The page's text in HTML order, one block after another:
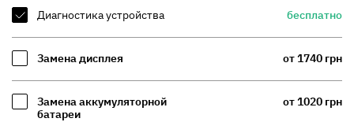
Диагностика устройства бесплатно
Замена дисплея от 1740 грн
Замена аккумуляторной
батареи
от 1020 грн